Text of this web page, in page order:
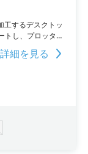
工するデスクトッ
トし、プロッタで
す。特注ラベル
あり、印刷機や各
るだけで、様々
減し、化粧ラベ
細を見る